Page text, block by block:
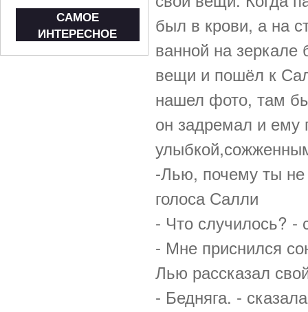
был в крови, а на
ванной на
вещи и пошёл к
нашел фото, там
он задремал и
-Лью, почему ты не
голоса Салли
- Что случилось? -
- Мне приснился
Лью рассказал
- Бедняга. -
САМОЕ
ИНТЕРЕСНОЕ